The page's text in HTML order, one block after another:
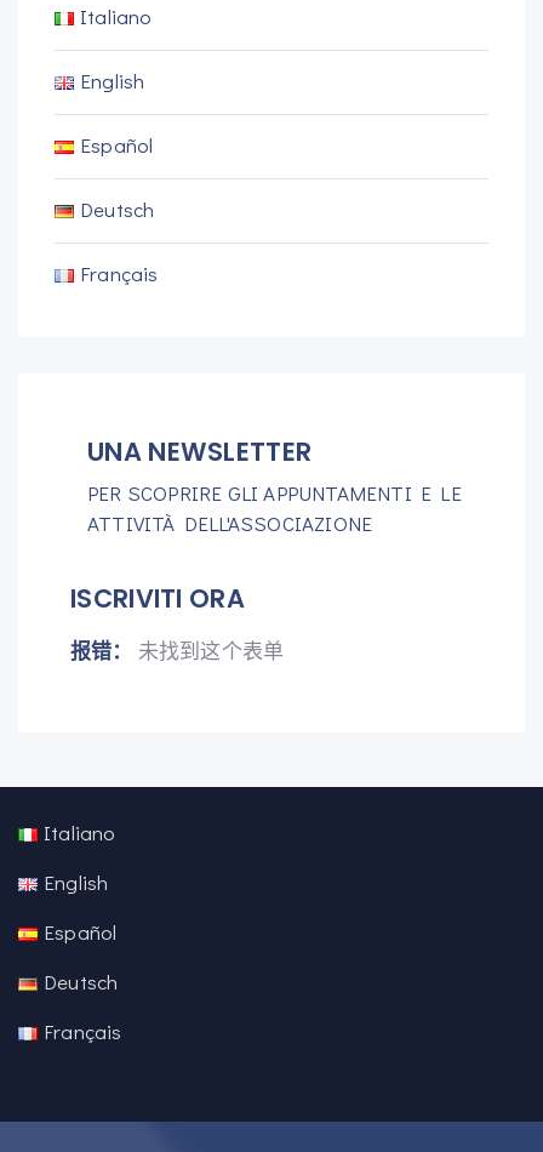
Italiano
English
Español
Deutsch
Français
UNA NEWSLETTER
PER SCOPRIRE GLI APPUNTAMENTI E LE
ATTIVITÀ DELL'ASSOCIAZIONE
ISCRIVITI ORA
报错： 未找到这个表单
Italiano
English
Español
Deutsch
Français